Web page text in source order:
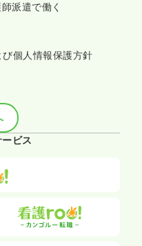
派遣で働く
個人情報保護方針
ビス